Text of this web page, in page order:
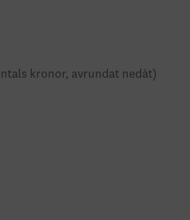
kronor, avrundat nedåt)